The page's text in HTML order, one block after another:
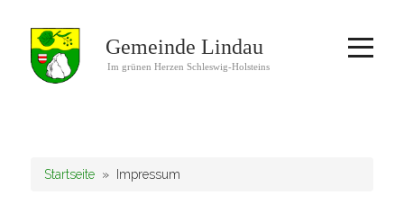
Startseite» Impressum